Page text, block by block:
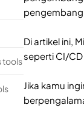
tools
Di artikel ini,
seperti CI/
Jika kamu